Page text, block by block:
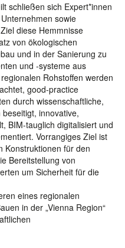
schließen sich Expert*innen
sowie
diese Hemmnisse
von ökologischen
und in der Sanierung zu
und -systeme aus
Rohstoffen werden
good-practice
durch wissenschaftliche,
innovative,
BIM-tauglich digitalisiert und
Vorrangiges Ziel ist
Konstruktionen für den
Bereitstellung von
um Sicherheit für die
eines regionalen
in der „Vienna Region“